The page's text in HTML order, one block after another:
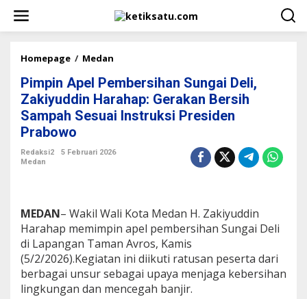
w
Homepage / Medan
m
p
i
n
e
b
e
r
s
i
h
a
Pimpin Apel Pembersihan Sungai Deli,
Zakiyuddin Harahap: Gerakan Bersih
Sampah Sesuai Instruksi Presiden
Prabowo
Redaksi2
5 Februari 2026
Medan
MEDAN– Wakil Wali Kota Medan H. Zakiyuddin
Harahap memimpin apel pembersihan Sungai Deli
di Lapangan Taman Avros, Kamis
(5/2/2026).Kegiatan ini diikuti ratusan peserta dari
berbagai unsur sebagai upaya menjaga kebersihan
lingkungan dan mencegah banjir.